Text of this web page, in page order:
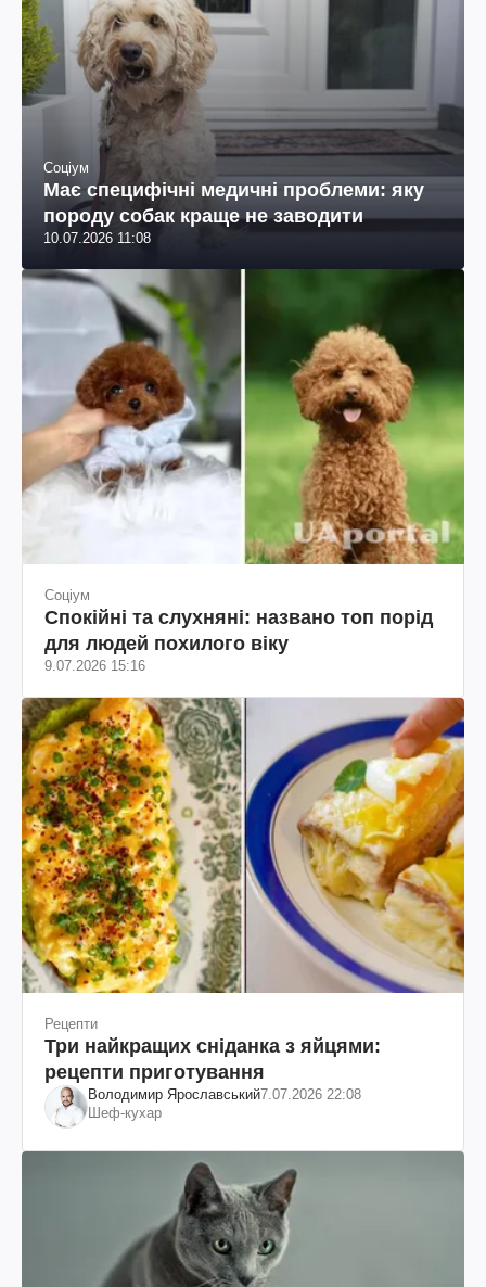
Соціум
Має специфічні медичні проблеми: яку
породу собак краще не заводити
10.07.2026 11:08
Соціум
Спокійні та слухняні: названо топ порід
для людей похилого віку
9.07.2026 15:16
Рецепти
Три найкращих сніданка з яйцями:
рецепти приготування
Володимир Ярославський7.07.2026 22:08
Шеф-кухар